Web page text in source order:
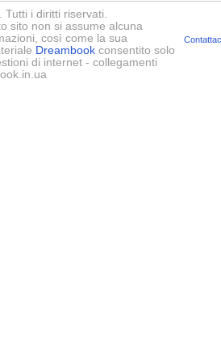
. Tutti i diritti riservati.
sito non si assume alcuna
così come la sua
Dreambook consentito solo
di internet - collegamenti